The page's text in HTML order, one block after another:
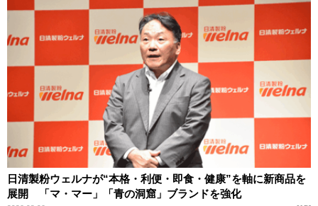
日清製粉ウェルナが“本格・利便・即食・健康”を軸に新商品を
展開 「マ・マー」「青の洞窟」ブランドを強化